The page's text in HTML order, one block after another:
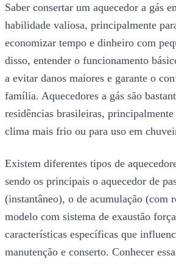
Saber consertar um aquecedor a gás
habilidade valiosa, principalmente
economizar tempo e dinheiro com
disso, entender o funcionamento
a evitar danos maiores e garante o
família. Aquecedores a gás são
residências brasileiras,
clima mais frio ou para uso em
Existem diferentes tipos de
sendo os principais o aquecedor de
(instantâneo), o de acumulação (com
modelo com sistema de exaustão
características específicas que
manutenção e conserto. Conhecer